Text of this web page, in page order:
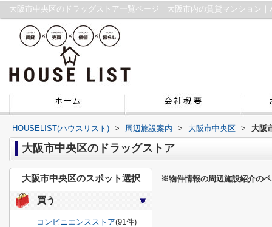
大阪市中央区のドラッグストア一覧ページ｜大阪市内の賃貸マンション
HOUSELIST(ハウスリスト) > 周辺施設案内 > 大阪市中央区 > 大阪
大阪市中央区のドラッグストア
※物件情報の周辺施設紹介の
大阪市中央区のスポット選択
買う
コンビニエンスストア(91件)